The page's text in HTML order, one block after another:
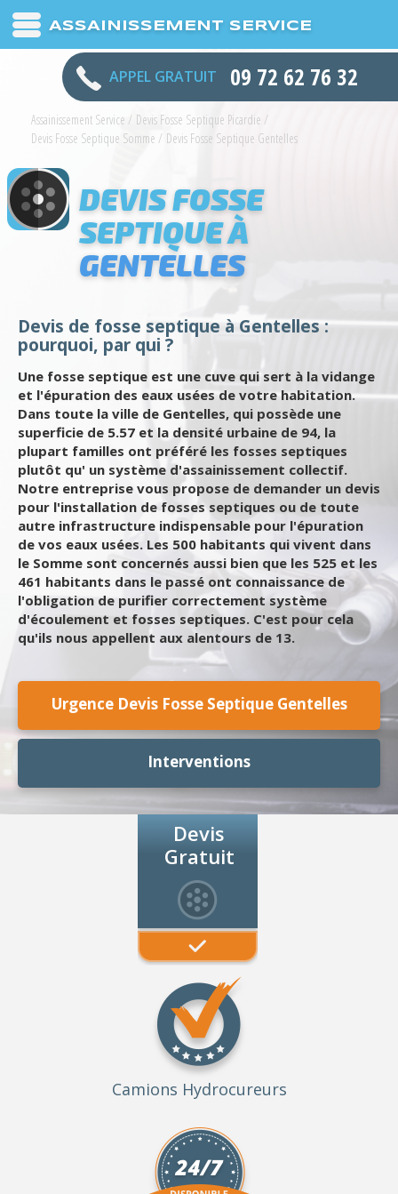
ASSAINISSEMENT SERVICE
APPEL GRATUIT 09 72 62 76 32
Assainissement Service / Devis Fosse Septique Picardie /
Devis Fosse Septique Somme / Devis Fosse Septique Gentelles
DEVIS FOSSE
SEPTIQUE À
GENTELLES
Devis de fosse septique à Gentelles :
pourquoi, par qui ?
Une fosse septique est une cuve qui sert à la vidange
et l'épuration des eaux usées de votre habitation.
Dans toute la ville de Gentelles, qui possède une
superficie de 5.57 et la densité urbaine de 94, la
plupart familles ont préféré les fosses septiques
plutôt qu' un système d'assainissement collectif.
Notre entreprise vous propose de demander un devis
pour l'installation de fosses septiques ou de toute
autre infrastructure indispensable pour l'épuration
de vos eaux usées. Les 500 habitants qui vivent dans
le Somme sont concernés aussi bien que les 525 et les
461 habitants dans le passé ont connaissance de
l'obligation de purifier correctement système
d'écoulement et fosses septiques. C'est pour cela
qu'ils nous appellent aux alentours de 13.
Urgence Devis Fosse Septique Gentelles
Interventions
Devis
Gratuit
Camions Hydrocureurs